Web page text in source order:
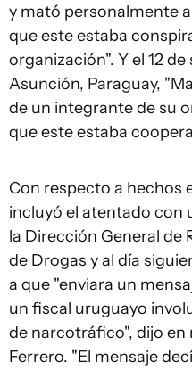
y mató personalmente
que este estaba
organización". Y el 12
Asunción, Paraguay,
de un integrante de su
que este estaba
Con respecto a hechos
incluyó el atentado con
la Dirección General de
de Drogas y al día
a que "enviara un
un fiscal uruguayo
de narcotráfico", dijo en
Ferrero. "El mensaje